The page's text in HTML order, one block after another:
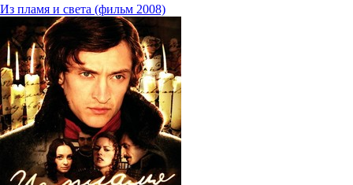
Из пламя и света (фильм 2008)